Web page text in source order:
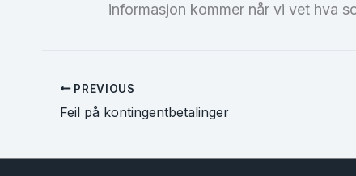
informasjon kommer når vi vet hva
PREVIOUS
Feil på kontingentbetalinger